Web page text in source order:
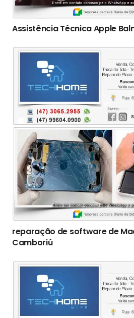
Assistência Técnica Apple
reparação de software de
Camboriú